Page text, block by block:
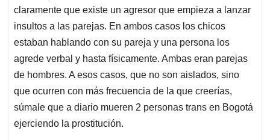
claramente que existe un agresor que empieza a lanzar
insultos a las parejas. En ambos casos los chicos
estaban hablando con su pareja y una persona los
agrede verbal y hasta físicamente. Ambas eran parejas
de hombres. A esos casos, que no son aislados, sino
que ocurren con más frecuencia de la que creerías,
súmale que a diario mueren 2 personas trans en Bogotá
ejerciendo la prostitución.